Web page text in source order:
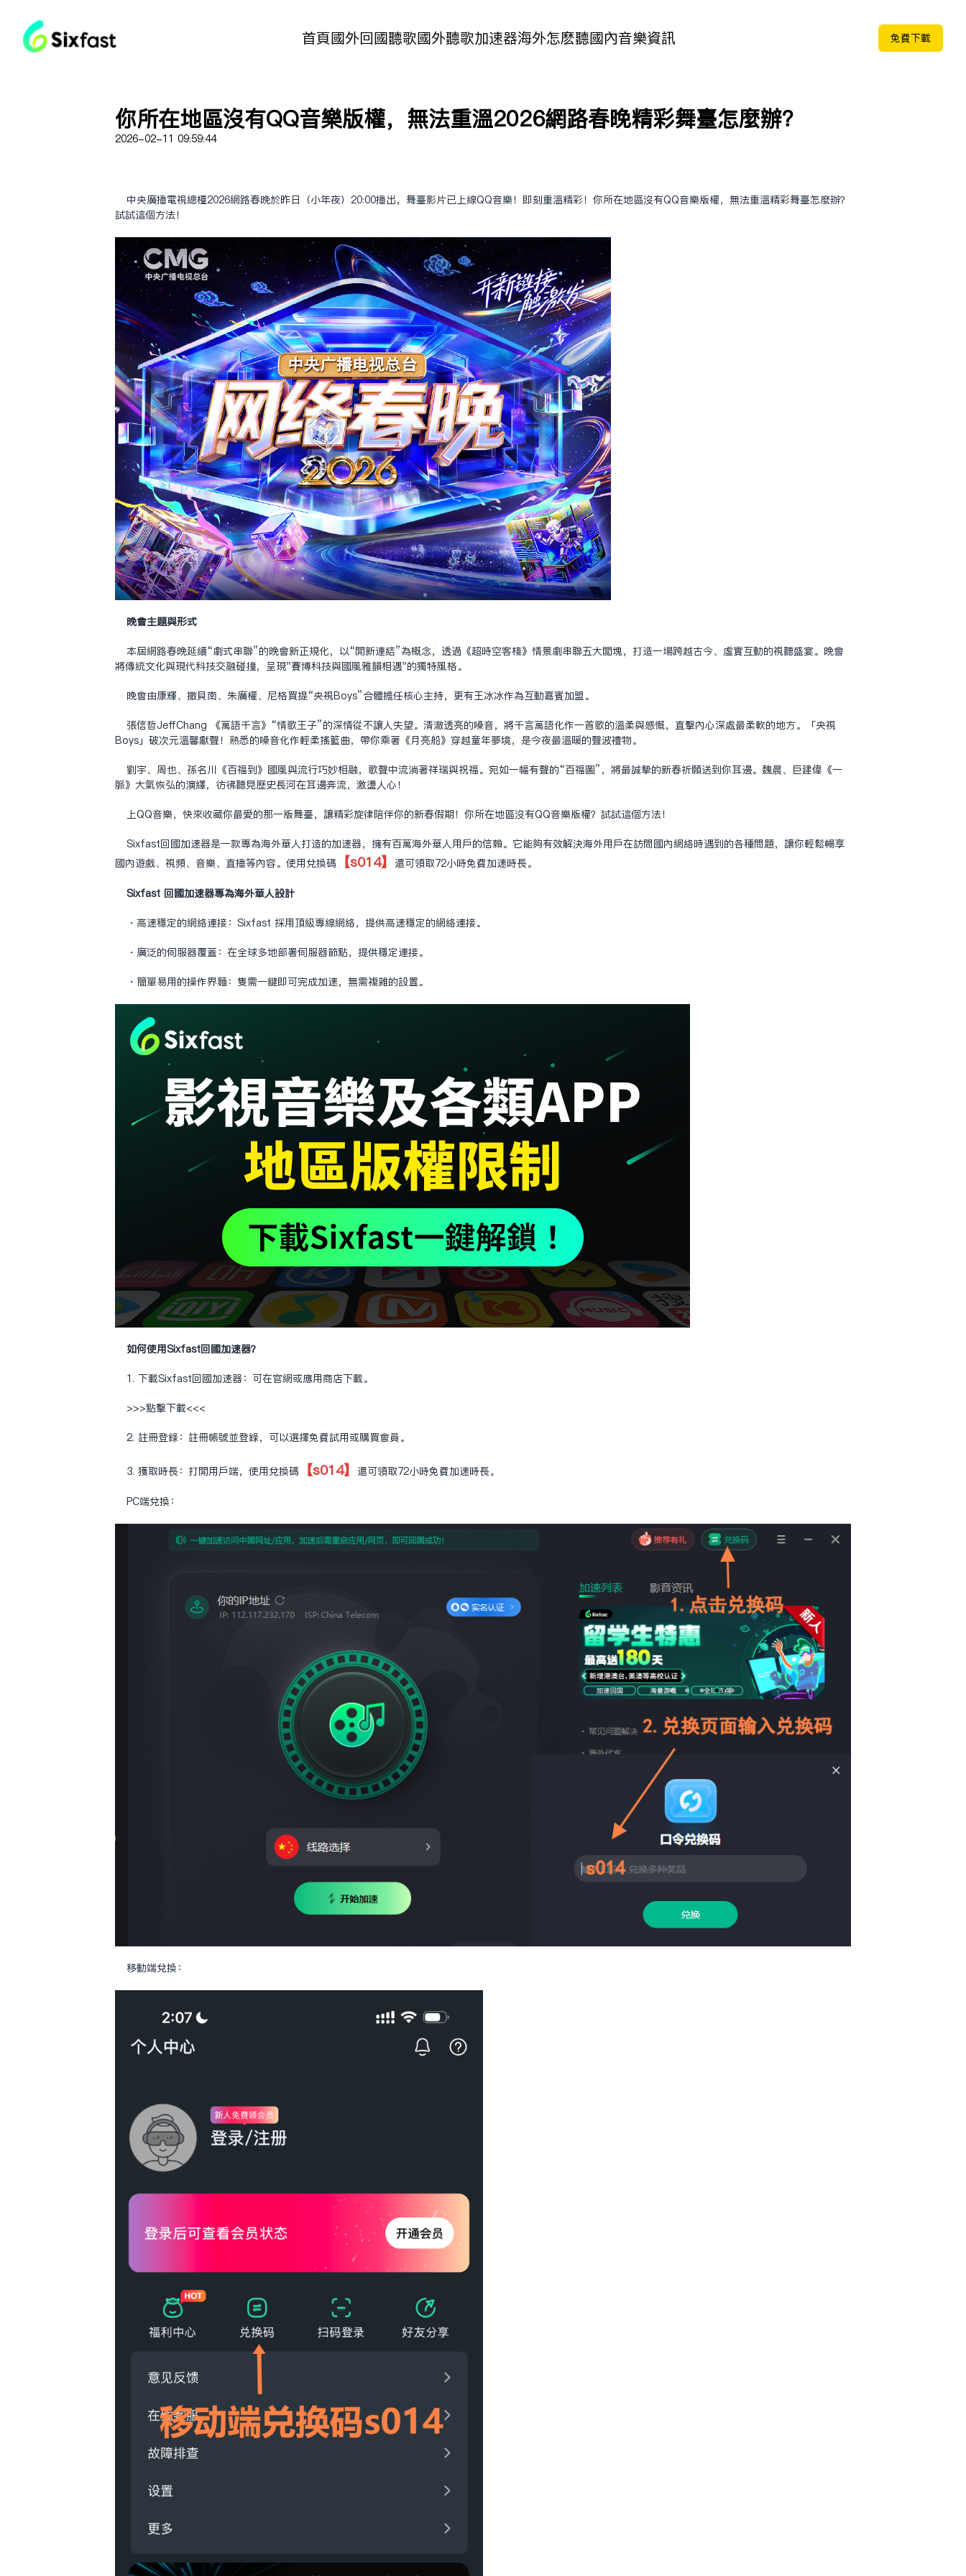
首頁國外回國聽歌國外聽歌加速器海外怎麽聽國內音樂資訊 免费下载
你所在地區沒有QQ音樂版權，無法重溫2026網路春晚精彩舞臺怎麼辦？
2026-02-11 09:59:44
中央廣播電視總檯2026網路春晚於昨日（小年夜）20:00播出，舞臺影片已上線QQ音樂！即刻重溫精彩！你所在地區沒有QQ音樂版權，無法重溫精彩舞臺怎麼辦？
試試這個方法！
晚會主題與形式
本屆網路春晚延續“劇式串聯”的晚會新正規化，以“開新連結”為概念，透過《超時空客棧》情景劇串聯五大板塊，打造一場跨越古今、虛實互動的視聽盛宴。晚會
將傳統文化與現代科技交融碰撞，呈現"賽博科技與國風雅韻相遇"的獨特風格。
晚會由康輝、撒貝南、朱廣權、尼格買提“央視Boys”合體擔任核心主持，更有王冰冰作為互動嘉賓加盟。
張信哲JeffChang 《萬語千言》“情歌王子”的深情從不讓人失望。清澈透亮的嗓音，將千言萬語化作一首歌的溫柔與感慨，直擊內心深處最柔軟的地方。「央視
Boys」破次元溫馨獻聲！熟悉的嗓音化作輕柔搖籃曲，帶你乘著《月亮船》穿越童年夢境，是今夜最溫暖的聲波禮物。
劉宇、周也、孫名川《百福到》國風與流行巧妙相融，歌聲中流淌著祥瑞與祝福。宛如一幅有聲的“百福圖”，將最誠摯的新春祈願送到你耳邊。魏晨、巨建偉《一
脈》大氣恢弘的演繹，彷彿聽見歷史長河在耳邊奔流，激盪人心！
上QQ音樂，快來收藏你最愛的那一版舞臺，讓精彩旋律陪伴你的新春假期！你所在地區沒有QQ音樂版權？試試這個方法！
Sixfast回國加速器是一款專為海外華人打造的加速器，擁有百萬海外華人用戶的信賴。它能夠有效解決海外用戶在訪問國內網絡時遇到的各種問題，讓你輕鬆暢享
國內遊戲、視頻、音樂、直播等內容。使用兌換碼
【s014】 還可領取72小時免費加速時長。
Sixfast 回國加速器專為海外華人設計
・高速穩定的網絡連接：Sixfast 採用頂級專線網絡，提供高速穩定的網絡連接。
・廣泛的伺服器覆蓋：在全球多地部署伺服器節點，提供穩定連接。
・簡單易用的操作界面：只需一鍵即可完成加速，無需複雜的設置。
如何使用Sixfast回國加速器？
1. 下載Sixfast回國加速器：可在官網或應用商店下載。
>>>點擊下載<<<
2. 註冊登錄：註冊帳號並登錄，可以選擇免費試用或購買會員。
3. 獲取時長：打開用戶端，使用兌換碼 【s014】 還可領取72小時免費加速時長。
PC端兌換：
移動端兌換：